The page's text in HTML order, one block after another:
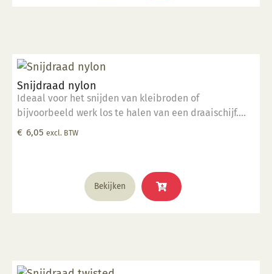
Snijdraad nylon
Ideaal voor het snijden van kleibroden of
bijvoorbeeld werk los te halen van een draaischijf.
Gemaakt van hoogwaardig nylon.
€ 6,05 excl. BTW
Bekijken